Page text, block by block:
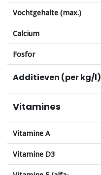
Vochtgehalte (max.)
Calcium
Fosfor
Additieven (per kg/l)
Vitamines
Vitamine A
Vitamine D3